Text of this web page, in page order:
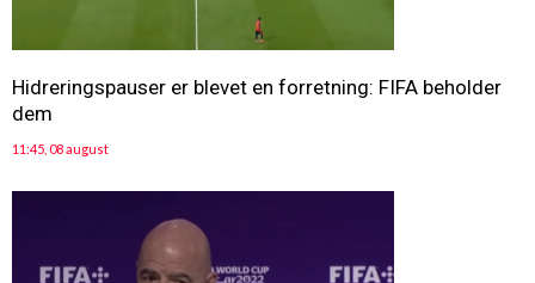
Hidreringspauser er blevet en forretning: FIFA beholder
dem
11:45, 08 august